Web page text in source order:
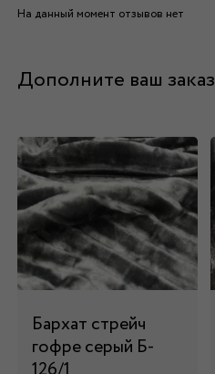
На данный момент отзывов нет
Дополните ваш заказ
Бархат стрейч
гофре серый Б-